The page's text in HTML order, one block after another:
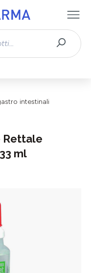
intestinali
Rettale
ml